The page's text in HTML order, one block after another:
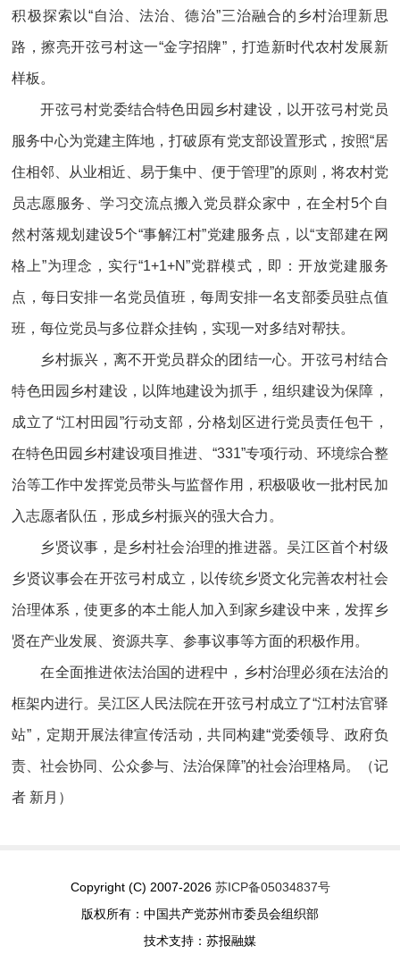
积极探索以“自治、法治、德治”三治融合的乡村治理新思
路，擦亮开弦弓村这一“金字招牌”，打造新时代农村发展新
样板。
开弦弓村党委结合特色田园乡村建设，以开弦弓村党员
服务中心为党建主阵地，打破原有党支部设置形式，按照“居
住相邻、从业相近、易于集中、便于管理”的原则，将农村党
员志愿服务、学习交流点搬入党员群众家中，在全村5个自
然村落规划建设5个“事解江村”党建服务点，以“支部建在网
格上”为理念，实行“1+1+N”党群模式，即：开放党建服务
点，每日安排一名党员值班，每周安排一名支部委员驻点值
班，每位党员与多位群众挂钩，实现一对多结对帮扶。
乡村振兴，离不开党员群众的团结一心。开弦弓村结合
特色田园乡村建设，以阵地建设为抓手，组织建设为保障，
成立了“江村田园”行动支部，分格划区进行党员责任包干，
在特色田园乡村建设项目推进、“331”专项行动、环境综合整
治等工作中发挥党员带头与监督作用，积极吸收一批村民加
入志愿者队伍，形成乡村振兴的强大合力。
乡贤议事，是乡村社会治理的推进器。吴江区首个村级
乡贤议事会在开弦弓村成立，以传统乡贤文化完善农村社会
治理体系，使更多的本土能人加入到家乡建设中来，发挥乡
贤在产业发展、资源共享、参事议事等方面的积极作用。
在全面推进依法治国的进程中，乡村治理必须在法治的
框架内进行。吴江区人民法院在开弦弓村成立了“江村法官驿
站”，定期开展法律宣传活动，共同构建“党委领导、政府负
责、社会协同、公众参与、法治保障”的社会治理格局。（记
者 新月）
Copyright (C) 2007-2026 苏ICP备05034837号
版权所有：中国共产党苏州市委员会组织部
技术支持：苏报融媒